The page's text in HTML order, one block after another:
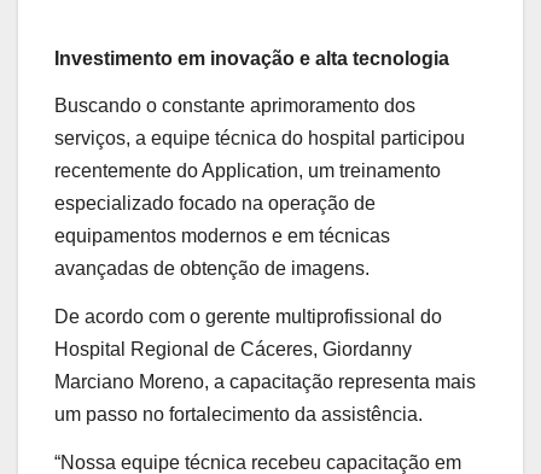
Investimento em inovação e alta tecnologia
Buscando o constante aprimoramento dos
serviços, a equipe técnica do hospital participou
recentemente do Application, um treinamento
especializado focado na operação de
equipamentos modernos e em técnicas
avançadas de obtenção de imagens.
De acordo com o gerente multiprofissional do
Hospital Regional de Cáceres, Giordanny
Marciano Moreno, a capacitação representa mais
um passo no fortalecimento da assistência.
“Nossa equipe técnica recebeu capacitação em